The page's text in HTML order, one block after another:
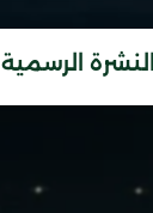
النشرة الرسمية